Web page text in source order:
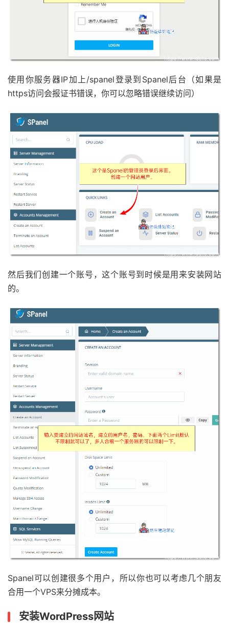
使用你服务器IP加上/spanel登录到Spanel后台（如果是
https访问会报证书错误，你可以忽略错误继续访问）
然后我们创建一个账号，这个账号到时候是用来安装网站
的。
Spanel可以创建很多个用户，所以你也可以考虑几个朋友
合用一个VPS来分摊成本。
安装WordPress网站